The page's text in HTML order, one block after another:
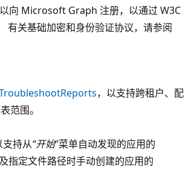
向 Microsoft Graph 注册，以通过 W3C
有关基础加密和身份验证协议，请参阅
，以支持跨租户、配
范围。
支持从“开始”菜单自动发现的应用的
指定文件路径时手动创建的应用的